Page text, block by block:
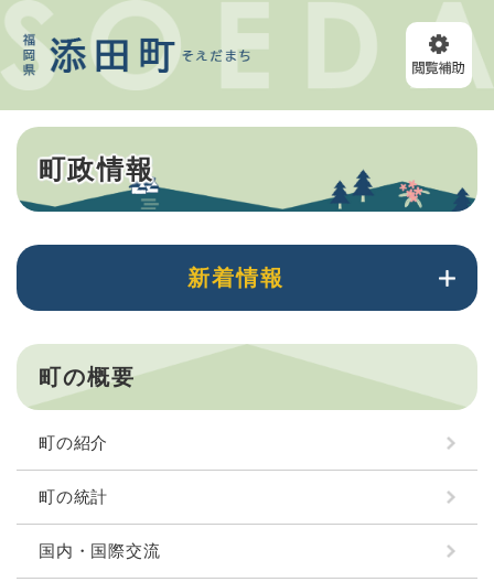
ペ
ー
の
メニューを飛ばして本文へ
本
町政情報
新着情報
町の概要
町の紹介
町の統計
国内・国際交流